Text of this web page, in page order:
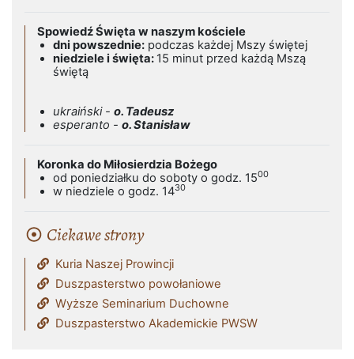
Spowiedź Święta w naszym kościele
dni powszednie: podczas każdej Mszy świętej
niedziele i święta: 15 minut przed każdą Mszą
świętą
ukraiński - o. Tadeusz
esperanto - o. Stanisław
Koronka do Miłosierdzia Bożego
od poniedziałku do soboty o godz. 1500
w niedziele o godz. 1430
Ciekawe strony
Kuria Naszej Prowincji
Duszpasterstwo powołaniowe
Wyższe Seminarium Duchowne
Duszpasterstwo Akademickie PWSW